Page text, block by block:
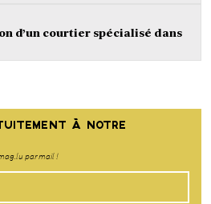
d’un courtier spécialisé dans
À NOTRE
par mail !